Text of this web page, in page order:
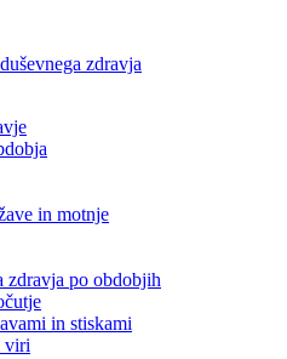
in motnje
zdravja po obdobjih
in stiskami
viri